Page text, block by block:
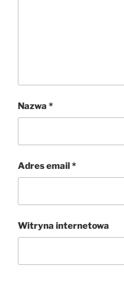
Nazwa *
Adres email*
Witryna internetowa